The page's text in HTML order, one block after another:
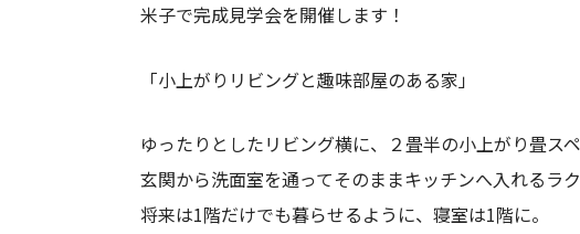
米子で完成見学会を開催します！
「小上がりリビングと趣味部屋のある家」
ゆったりとしたリビング横に、２畳半の小上がり畳ス
玄関から洗面室を通ってそのままキッチンへ入れるラク
将来は1階だけでも暮らせるように、寝室は1階に。